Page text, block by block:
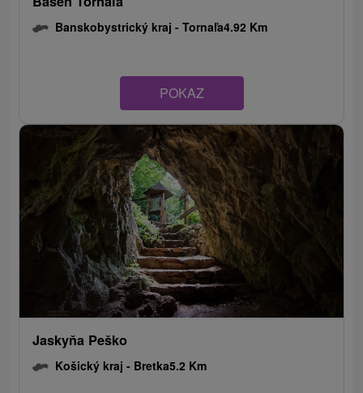
Banskobystrický kraj -Tornaľa4.92 Km
POKAZ
Jaskyňa Peško
Košický kraj - Bretka5.2 Km